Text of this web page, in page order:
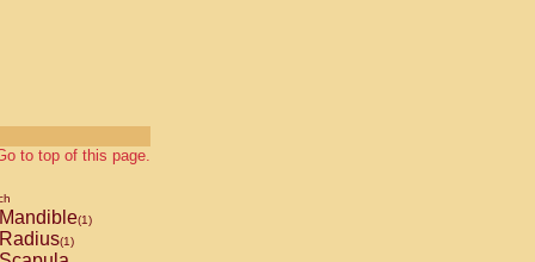
to top of this page.
Mandible(1)
Radius(1)